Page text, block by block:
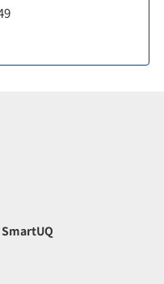
SmartUQ